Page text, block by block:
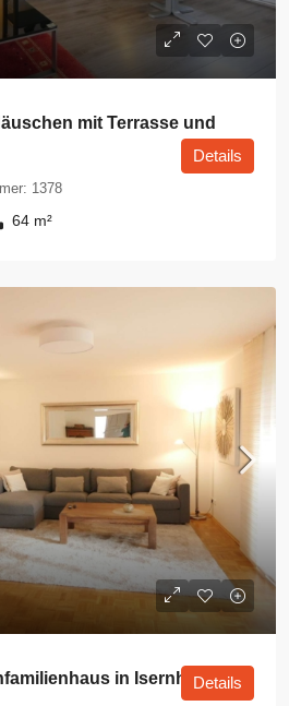
mit Terrasse und
1378
64 m²
Details
in Isernhagen
Details